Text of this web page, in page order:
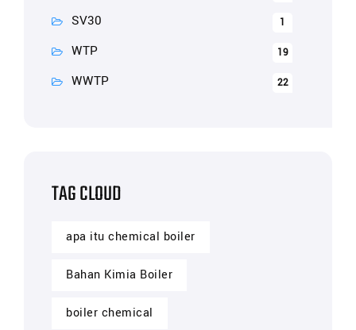
SV30 1
WTP 19
WWTP 22
TAG CLOUD
apa itu chemical boiler
Bahan Kimia Boiler
boiler chemical